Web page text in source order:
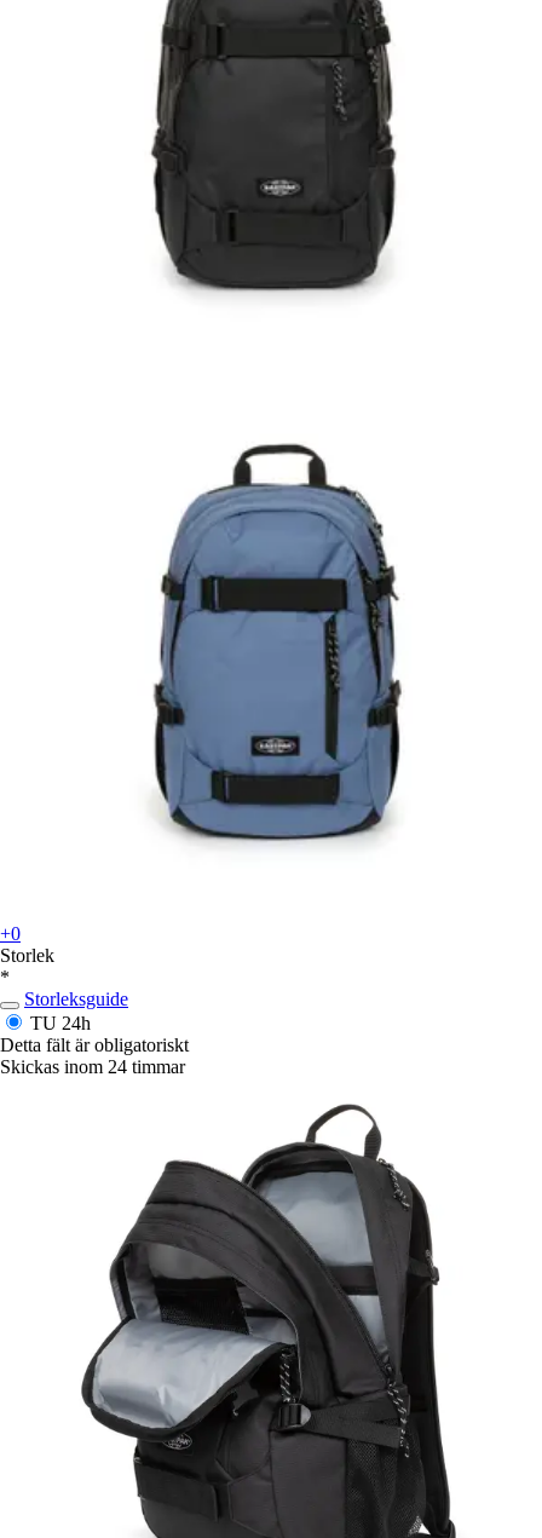
+0
Storlek
*
Storleksguide
TU 24h
Detta fält är obligatoriskt
Skickas inom 24 timmar